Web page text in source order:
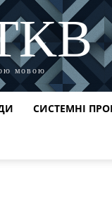
мовою
СИСТЕМНІ